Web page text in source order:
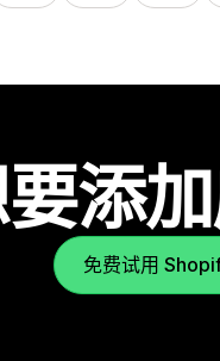
添加
免费试用